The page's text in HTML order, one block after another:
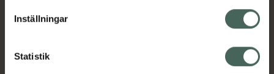
lagligheten av behandling som skett innan återkallelsen.
Inställningar
Statistik
Jämförpris
Kategorier: